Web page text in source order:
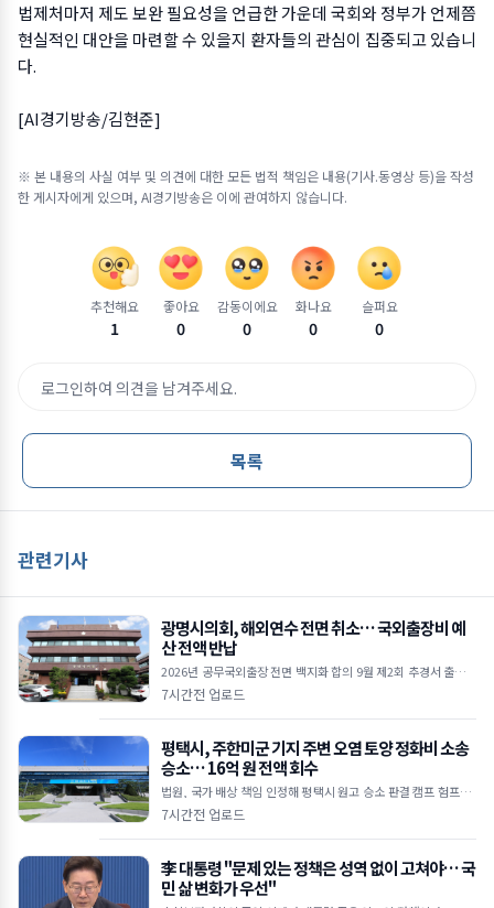
법제처마저 제도 보완 필요성을 언급한 가운데 국회와 정부가 언제쯤
현실적인 대안을 마련할 수 있을지 환자들의 관심이 집중되고 있습니
다.
[AI경기방송/김현준]
※ 본 내용의 사실 여부 및 의견에 대한 모든 법적 책임은 내용(기사.동영상 등)을 작성
한 게시자에게 있으며, AI경기방송은 이에 관여하지 않습니다.
추천해요
1
좋아요
0
감동이에요
0
화나요
0
슬퍼요
0
로그인하여 의견을 남겨주세요.
목록
관련기사
광명시의회, 해외연수 전면 취소… 국외출장비 예
산 전액 반납
2026년 공무국외출장 전면 백지화 합의 9월 제2회 추경서 출장비
예산 전액 감액 절감된 예산, 소상공인 및 민생경제 회복에 투입 ■
7시간전 업로드
평택시, 주한미군 기지 주변 오염 토양 정화비 소송
승소… 16억 원 전액 회수
법원, 국가 배상 책임 인정해 평택시 원고 승소 판결 캠프 험프리·
오산에어베이스 일대 2,460㎥ 토양 정화 비용 회수 한미 SOFA 및
7시간전 업로드
李 대통령 "문제 있는 정책은 성역 없이 고쳐야… 국
민 삶 변화가 우선"